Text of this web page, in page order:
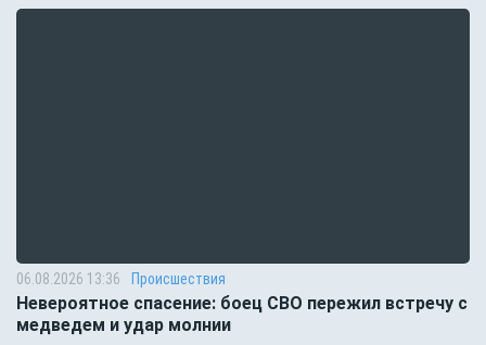
06.08.2026 13:36 Происшествия
Невероятное спасение: боец СВО пережил встречу с
медведем и удар молнии